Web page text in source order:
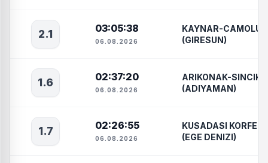
2.1 03:05:38
06.08.2026
KAYNAR-CAMOLUK
(GIRESUN)
1.6 02:37:20
06.08.2026
ARIKONAK-SINCIK
(ADIYAMAN)
1.7 02:26:55
06.08.2026
KUSADASI KORFEZI
(EGE DENIZI)